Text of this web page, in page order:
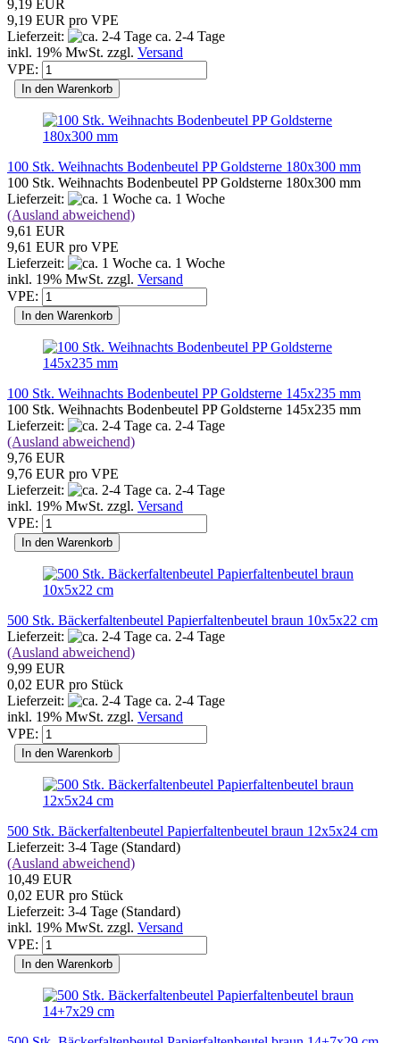
9,19 EUR
9,19 EUR pro VPE
Lieferzeit:
ca. 2-4 Tage
inkl. 19% MwSt. zzgl. Versand
VPE:
In den Warenkorb
100 Stk. Weihnachts Bodenbeutel PP Goldsterne 180x300 mm
100 Stk. Weihnachts Bodenbeutel PP Goldsterne 180x300 mm
Lieferzeit:
ca. 1 Woche
(Ausland abweichend)
9,61 EUR
9,61 EUR pro VPE
Lieferzeit:
ca. 1 Woche
inkl. 19% MwSt. zzgl. Versand
VPE:
In den Warenkorb
100 Stk. Weihnachts Bodenbeutel PP Goldsterne 145x235 mm
100 Stk. Weihnachts Bodenbeutel PP Goldsterne 145x235 mm
Lieferzeit:
ca. 2-4 Tage
(Ausland abweichend)
9,76 EUR
9,76 EUR pro VPE
Lieferzeit:
ca. 2-4 Tage
inkl. 19% MwSt. zzgl. Versand
VPE:
In den Warenkorb
500 Stk. Bäckerfaltenbeutel Papierfaltenbeutel braun 10x5x22 cm
Lieferzeit:
ca. 2-4 Tage
(Ausland abweichend)
9,99 EUR
0,02 EUR pro Stück
Lieferzeit:
ca. 2-4 Tage
inkl. 19% MwSt. zzgl. Versand
VPE:
In den Warenkorb
500 Stk. Bäckerfaltenbeutel Papierfaltenbeutel braun 12x5x24 cm
Lieferzeit: 3-4 Tage (Standard)
(Ausland abweichend)
10,49 EUR
0,02 EUR pro Stück
Lieferzeit: 3-4 Tage (Standard)
inkl. 19% MwSt. zzgl. Versand
VPE:
In den Warenkorb